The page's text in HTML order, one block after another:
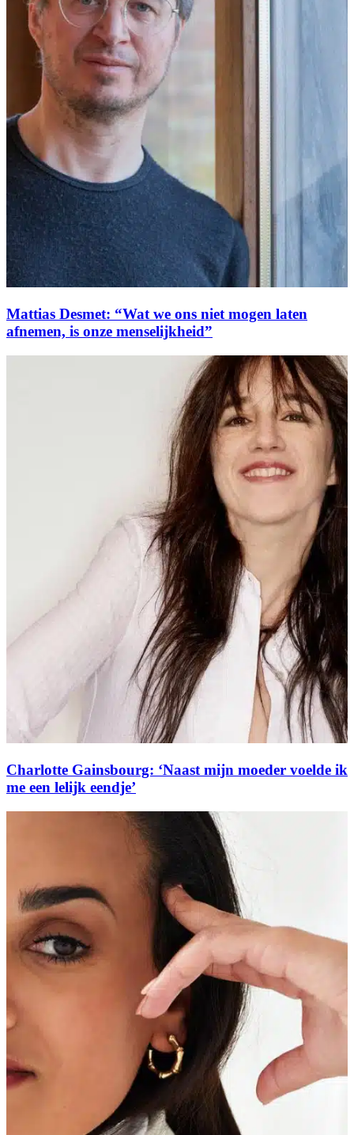
Mattias Desmet: “Wat we ons niet mogen laten
afnemen, is onze menselijkheid”
Charlotte Gainsbourg: ‘Naast mijn moeder voelde ik
me een lelijk eendje’